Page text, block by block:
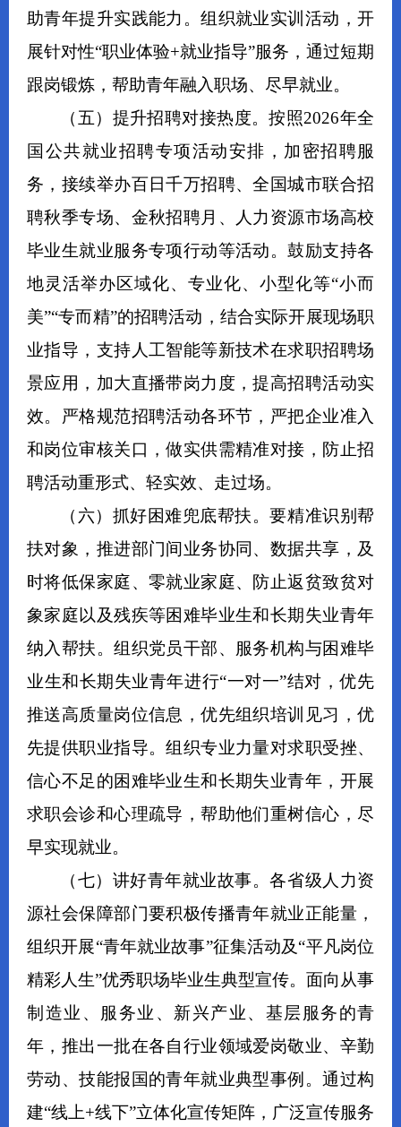
助青年提升实践能力。组织就业实训活动，开
展针对性“职业体验+就业指导”服务，通过短期
跟岗锻炼，帮助青年融入职场、尽早就业。
（ 五） 提升招聘对接热度。按照2026年全
国公共就业招聘专项活动安排，加密招聘服
务， 接续举办百日千万招聘、全国城市联合招
聘秋季专场、金秋招聘月、
人力资源市场高校
毕业生就业服务专项行动等活动。鼓励支持各
地灵活举办区域化、专业化、小型化等“小而
美”“专而精”的招聘活动，结合实际开展现场职
业指导，支持人工智能等新技术在求职招聘场
景应用，加大直播带岗力度，提高招聘活动实
效。严格规范招聘活动各环节， 严把企业准入
和岗位审核关口，做实供需精准对接， 防止招
聘活动重形式、轻实效、走过场。
（ 六）抓好困难兜底帮扶。要精准识别帮
扶对象，推进部门间业务协同、数据共享， 及
时将低保家庭、零就业家庭、 防止返贫致贫对
象家庭以及残疾等困难毕业生和长期失业青年
纳入帮扶。组织党员干部、服务机构与困难毕
业生和长期失业青年进行“一对一”结对 ，优先
推送高质量岗位信息，优先组织培训见习，优
先提供职业指导。组织专业力量对求职受挫、
信心不足的困难毕业生和长期失业青年，开展
求职会诊和心理疏导，帮助他们重树信心， 尽
早实现就业。
（七） 讲好青年就业故事。各省级人力资
源社会保障部门要积极传播青年就业正能量，
组织开展“青年就业故事”征集活动及“平凡岗位
精彩人生”优秀职场毕业生典型宣传。 面向从事
制造业、服务业、新兴产业、基层服务的青
年，推出一批在各自行业领域爱岗敬业、辛勤
劳动、技能报国的青年就业典型事例。通过构
建“线上+线下”立体化宣传矩阵， 广泛宣传服务